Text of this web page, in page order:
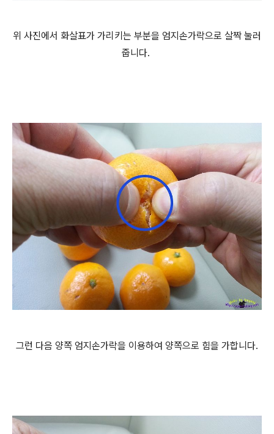
위 사진에서 화살표가 가리키는 부분을 엄지손가락으로 살짝 눌러
줍니다.
그런 다음 양쪽 엄지손가락을 이용하여 양쪽으로 힘을 가합니다.